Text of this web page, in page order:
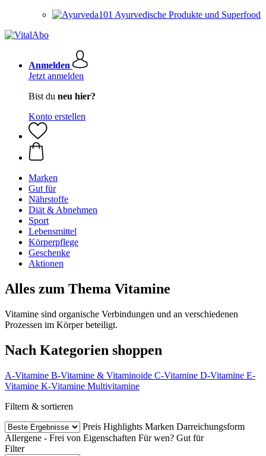
Ayurvedische Produkte und Superfood
Anmelden
Jetzt anmelden
Bist du neu hier?
Konto erstellen
Marken
Gut für
Nährstoffe
Diät & Abnehmen
Sport
Lebensmittel
Körperpflege
Geschenke
Aktionen
Alles zum Thema Vitamine
Vitamine sind organische Verbindungen und an verschiedenen
Prozessen im Körper beteiligt.
Nach Kategorien shoppen
A-Vitamine B-Vitamine & Vitaminoide C-Vitamine D-Vitamine E-
Vitamine K-Vitamine Multivitamine
Filtern & sortieren
Preis Highlights Marken Darreichungsform
Allergene - Frei von Eigenschaften Für wen? Gut für
Filter